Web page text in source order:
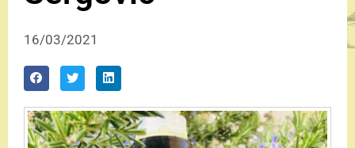
16/03/2021